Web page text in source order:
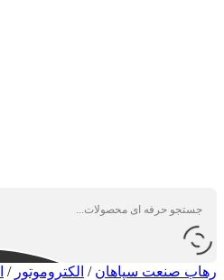
رهاب صنعت سپاهان / الکتروموتور /